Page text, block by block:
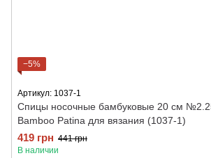
−5%
Артикул: 1037-1
Спицы носочные бамбуковые 20 см
Bamboo Patina для вязания (1037-1)
419 грн 441 грн
В наличии